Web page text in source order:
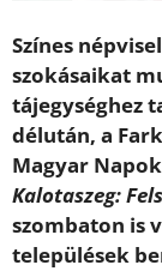
Színes
szokásaikat
tájegységhez
délután, a
Magyar
Kalotaszeg:
szombaton is
települések